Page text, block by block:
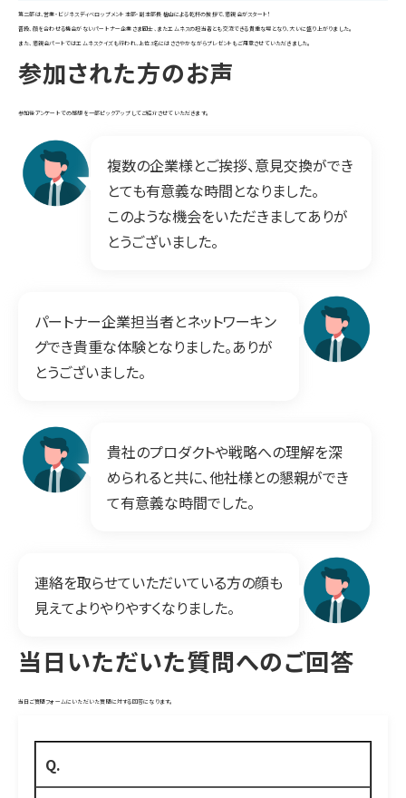
第二部は、営業・ビジネスディベロップメント本部・副本部長 檜山による乾杯の挨拶で、懇親会がスタート！
普段、顔を合わせる機会がないパートナー企業さま同士、またエムネスの担当者とも交流できる貴重な場となり、大いに盛り上がりました。
また、懇親会パートではエムネスクイズも行われ、上位3名にはささやかながらプレゼントもご用意させていただきました。
参加された方のお声
参加後アンケートでの感想を一部ピックアップしてご紹介させていただきます。
複数の企業様とご挨拶、意見交換ができ
とても有意義な時間となりました。
このような機会をいただきましてありが
とうございました。
パートナー企業担当者とネットワーキン
グでき貴重な体験となりました。ありが
とうございました。
貴社のプロダクトや戦略への理解を深
められると共に、他社様との懇親ができ
て有意義な時間でした。
連絡を取らせていただいている方の顔も
見えてよりやりやすくなりました。
当日いただいた質問へのご回答
当日ご質問フォームにいただいた質問に対する回答になります。
Q.